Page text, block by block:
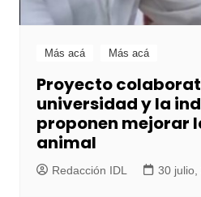
Más acá Más acá
Proyecto
universidad y la
proponen mejorar
animal
Redacción IDL 30 julio,